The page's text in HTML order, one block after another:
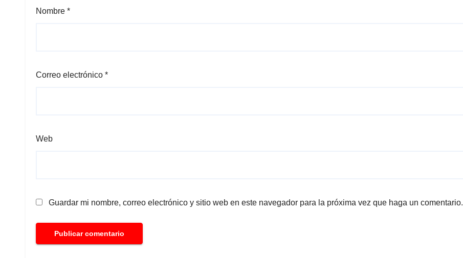
Nombre *
Correo electrónico *
Web
Guardar mi nombre, correo electrónico y sitio web en este navegador para la próxima vez que haga un comentario.